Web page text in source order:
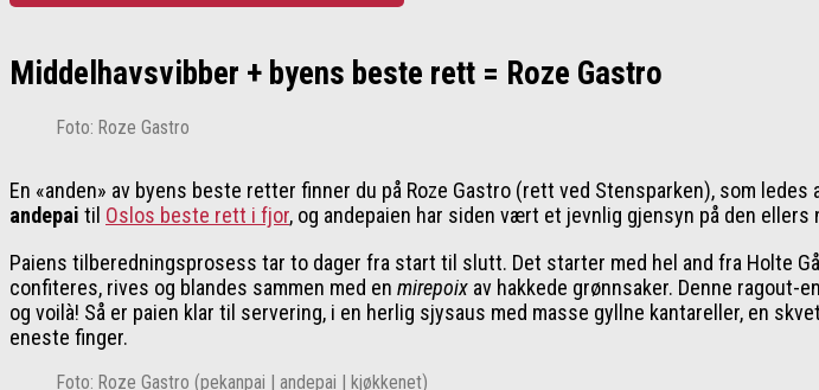
Middelhavsvibber + byens beste rett = Roze Gastro
Foto: Roze Gastro
En «anden» av byens beste retter finner du på Roze Gastro (rett ved Stensparken), som
andepai til Oslos beste rett i fjor, og andepaien har siden vært et jevnlig gjensyn på den ellers
Paiens tilberedningsprosess tar to dager fra start til slutt. Det starter med hel and fra Holte
confiteres, rives og blandes sammen med en mirepoix av hakkede grønnsaker. Denne
og voilà! Så er paien klar til servering, i en herlig sjysaus med masse gyllne kantareller, en
eneste finger.
Foto: Roze Gastro (pekanpai | andepai | kjøkkenet)